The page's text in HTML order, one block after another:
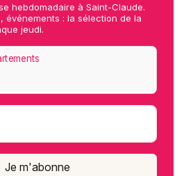
hebdomadaire à Saint-Claude.
événements : la sélection de la
jeudi.
Je m'abonne